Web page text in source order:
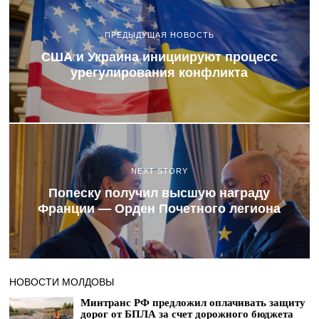
ПРЕДЫДУЩАЯ НОВОСТЬ
США и Украина инициируют процесс
урегулирования конфликта
NEXT STORY
Попеску получил высшую награду
Франции — Орден Почетного легиона
НОВОСТИ МОЛДОВЫ
Минтранс РФ предложил оплачивать защиту
дорог от БПЛА за счет дорожного бюджета